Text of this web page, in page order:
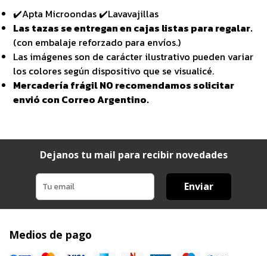
✔️Apta Microondas ✔️Lavavajillas
Las tazas se entregan en cajas listas para regalar.
(con embalaje reforzado para envíos.)
Las imágenes son de carácter ilustrativo pueden variar
los colores según dispositivo que se visualicé.
Mercadería frágil NO recomendamos solicitar
envió con Correo Argentino.
Dejanos tu mail para recibir novedades
Enviar
Medios de pago